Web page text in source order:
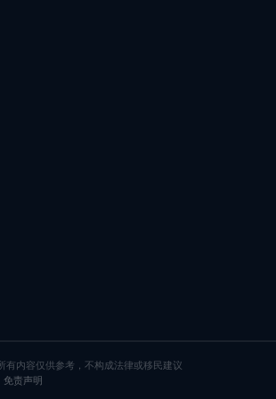
有内容仅供参考，不构成法律或移民建议
免责声明